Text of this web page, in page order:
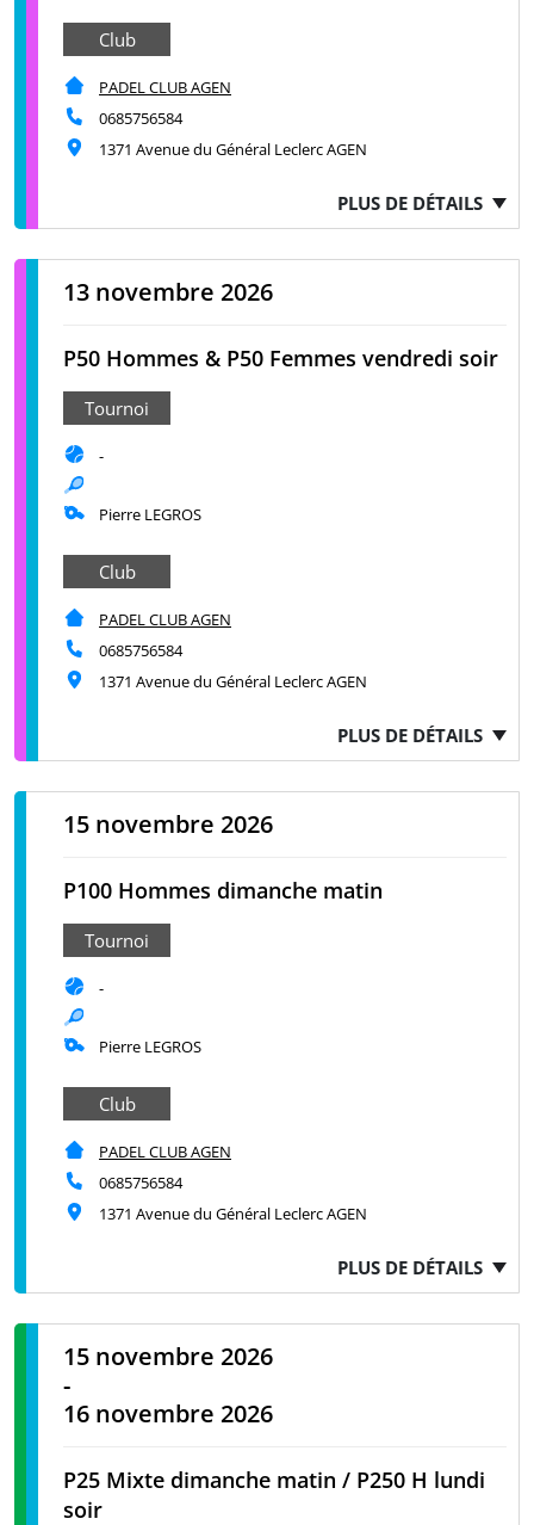
Club
PADEL CLUB AGEN
0685756584
1371 Avenue du Général Leclerc AGEN
PLUS DE DÉTAILS
13 novembre 2026
P50 Hommes & P50 Femmes vendredi soir
Tournoi
-
Pierre LEGROS
Club
PADEL CLUB AGEN
0685756584
1371 Avenue du Général Leclerc AGEN
PLUS DE DÉTAILS
15 novembre 2026
P100 Hommes dimanche matin
Tournoi
-
Pierre LEGROS
Club
PADEL CLUB AGEN
0685756584
1371 Avenue du Général Leclerc AGEN
PLUS DE DÉTAILS
15 novembre 2026
-
16 novembre 2026
P25 Mixte dimanche matin / P250 H lundi
soir